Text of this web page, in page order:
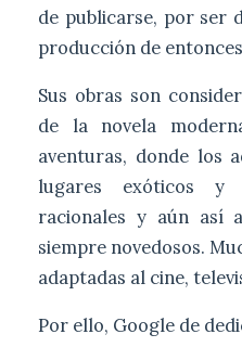
de publicarse, por ser
producción de
Sus obras son
de la novela
aventuras, donde los
lugares exóticos y
racionales y aún así
siempre novedosos.
adaptadas al cine,
Por ello, Google de